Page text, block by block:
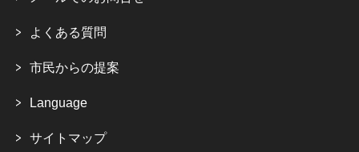
よくある質問
市民からの提案
Language
サイトマップ